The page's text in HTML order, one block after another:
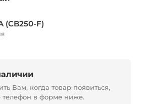
(CB250-F)
Вам, когда товар появиться,
телефон в форме ниже.